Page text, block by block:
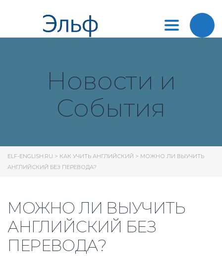
Toggle
Новости и
События
ELF-ENGLISH.RU > КАК УЧИТЬ АНГЛИЙСКИЙ > МОЖНО ЛИ ВЫУЧИТЬ
АНГЛИЙСКИЙ БЕЗ ПЕРЕВОДА?
МОЖНО ЛИ ВЫУЧИТЬ
АНГЛИЙСКИЙ БЕЗ
ПЕРЕВОДА?